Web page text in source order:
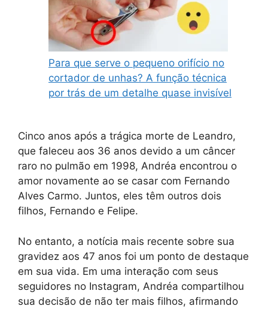
Para que serve o pequeno orifício no
cortador de unhas? A função técnica
por trás de um detalhe quase invisível
Cinco anos após a trágica morte de Leandro,
que faleceu aos 36 anos devido a um câncer
raro no pulmão em 1998, Andréa encontrou o
amor novamente ao se casar com Fernando
Alves Carmo. Juntos, eles têm outros dois
filhos, Fernando e Felipe.
No entanto, a notícia mais recente sobre sua
gravidez aos 47 anos foi um ponto de destaque
em sua vida. Em uma interação com seus
seguidores no Instagram, Andréa compartilhou
sua decisão de não ter mais filhos, afirmando